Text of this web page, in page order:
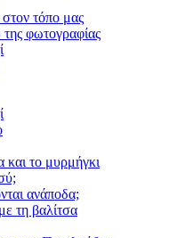
τόπο μας
φωτογραφίας
και το μυρμήγκι
ανάποδα;
τη βαλίτσα